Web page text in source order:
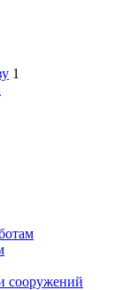
1
сооружений